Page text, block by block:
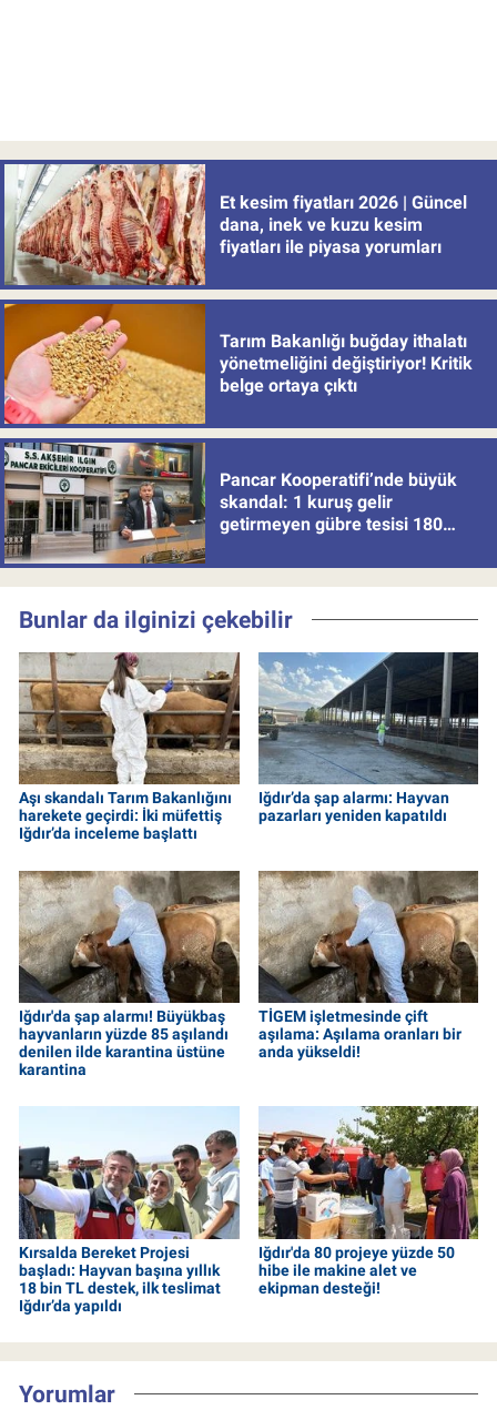
Et kesim fiyatları 2026 | Güncel
dana, inek ve kuzu kesim
fiyatları ile piyasa yorumları
Tarım Bakanlığı buğday ithalatı
yönetmeliğini değiştiriyor! Kritik
belge ortaya çıktı
Pancar Kooperatifi’nde büyük
skandal: 1 kuruş gelir
getirmeyen gübre tesisi 180
Bunlar da ilginizi çekebilir
Aşı skandalı Tarım Bakanlığını
harekete geçirdi: İki müfettiş
Iğdır’da inceleme başlattı
Iğdır’da şap alarmı: Hayvan
pazarları yeniden kapatıldı
Iğdır'da şap alarmı! Büyükbaş
hayvanların yüzde 85 aşılandı
denilen ilde karantina üstüne
karantina
TİGEM işletmesinde çift
aşılama: Aşılama oranları bir
anda yükseldi!
Kırsalda Bereket Projesi
başladı: Hayvan başına yıllık
18 bin TL destek, ilk teslimat
Iğdır’da yapıldı
Iğdır'da 80 projeye yüzde 50
hibe ile makine alet ve
ekipman desteği!
Yorumlar